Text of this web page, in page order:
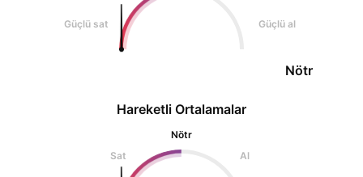
Güçlü sat Güçlü al
Nötr
Hareketli Ortalamalar
Nötr
Sat
Al